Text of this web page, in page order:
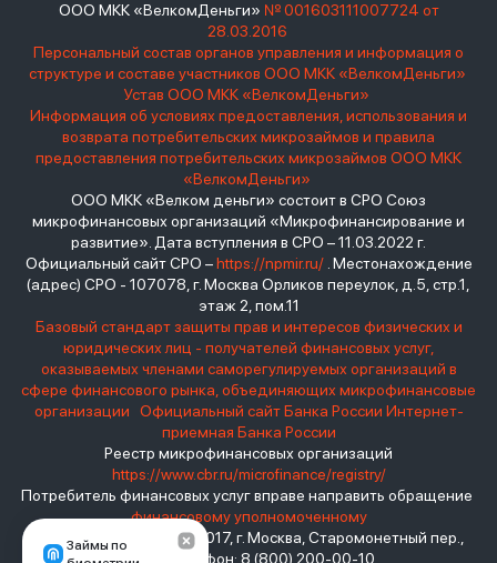
Займы по
ООО МКК «ВелкомДеньги» № 001603111007724 от
28.03.2016
Персональный состав органов управления и информация о
структуре и составе участников ООО МКК «ВелкомДеньги»
Устав ООО МКК «ВелкомДеньги»
Информация об условиях предоставления, использования и
возврата потребительских микрозаймов и правила
предоставления потребительских микрозаймов ООО МКК
«ВелкомДеньги»
ООО МКК «Велком деньги» состоит в СРО Союз
микрофинансовых организаций «Микрофинансирование и
развитие». Дата вступления в СРО – 11.03.2022 г.
Официальный сайт СРО –https://npmir.ru/. Местонахождение
(адрес) СРО - 107078, г. Москва Орликов переулок, д.5, стр.1,
этаж 2, пом.11
Базовый стандарт защиты прав и интересов физических и
юридических лиц - получателей финансовых услуг,
оказываемых членами саморегулируемых организаций в
сфере финансового рынка, объединяющих микрофинансовые
организации
Официальный сайт Банка России Интернет-
приемная Банка России
Реестр микрофинансовых организаций
https://www.cbr.ru/microfinance/registry/
Потребитель финансовых услуг вправе направить обращение
финансовому уполномоченному
Место нахождения: 119017, г. Москва, Старомонетный пер.,
дом 3 Телефон: 8 (800) 200-00-10